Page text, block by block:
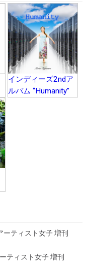
インディーズ2ndア
ルバム “Humanity”
ティスト女子 増刊
ティスト女子 増刊